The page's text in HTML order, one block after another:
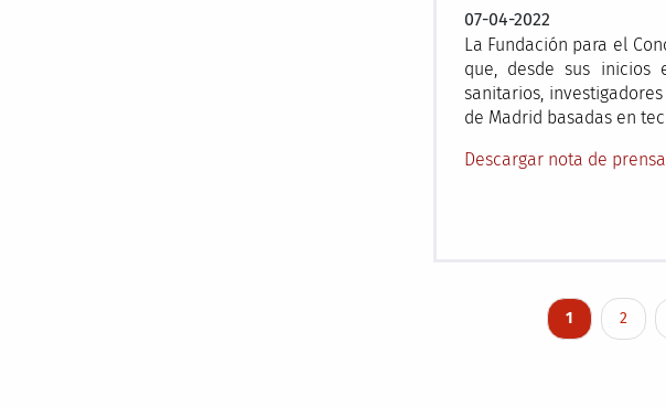
07-04-2022
La Fundación para el
que, desde sus inicios
sanitarios,
de Madrid basadas en
Descargar nota de prensa
Pagination Current page
1 Page
2